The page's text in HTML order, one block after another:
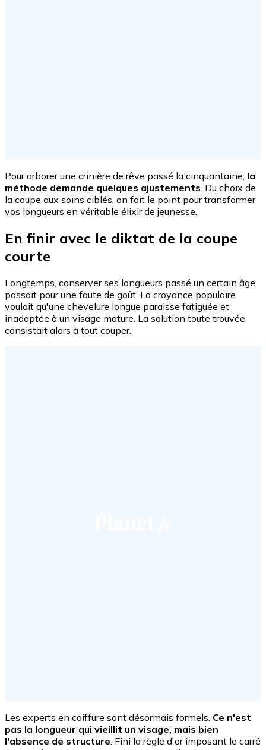
Pour arborer une crinière de rêve passé la cinquantaine, la
méthode demande quelques ajustements . Du choix de
la coupe aux soins ciblés, on fait le point pour transformer
vos longueurs en véritable élixir de jeunesse.
En finir avec le diktat de la coupe
courte
Longtemps, conserver ses longueurs passé un certain âge
passait pour une faute de goût. La croyance populaire
voulait qu'une chevelure longue paraisse fatiguée et
inadaptée à un visage mature. La solution toute trouvée
consistait alors à tout couper.
Les experts en coiffure sont désormais formels. Ce n'est
pas la longueur qui vieillit un visage, mais bien
l'absence de structure . Fini la règle d'or imposant le carré